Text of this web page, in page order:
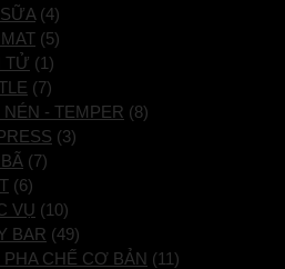
(4)
(5)
TỬ (1)
(7)
- TEMPER (8)
(3)
(7)
(6)
VỤ (10)
BAR (49)
CHẾ CƠ BẢN (11)